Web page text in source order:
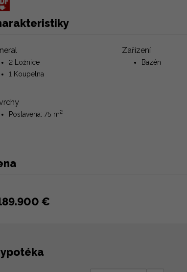
2 Ložnice
1 Koupelna
Postavena: 75 m2
Zařízení
Bazén
€